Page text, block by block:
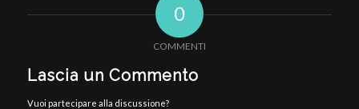
0
COMMENTI
Lascia un Commento
Vuoi partecipare alla discussione?